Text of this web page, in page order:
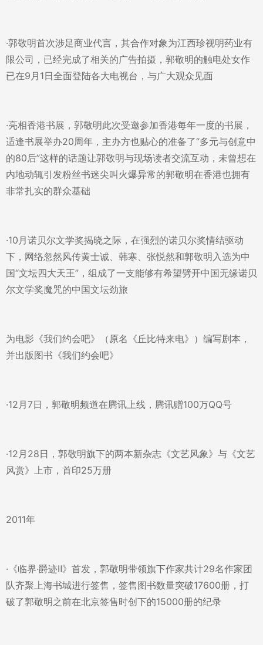
·郭敬明首次涉足商业代言，其合作对象为江西珍视明药业有
限公司，已经完成了相关的广告拍摄，郭敬明的触电处女作
已在9月1日全面登陆各大电视台，与广大观众见面
·亮相香港书展，郭敬明此次受邀参加香港每年一度的书展，
适逢书展举办20周年，主办方也贴心的准备了“多元与创意中
的80后”这样的话题让郭敬明与现场读者交流互动，未曾想在
内地动辄引发粉丝书迷尖叫火爆异常的郭敬明在香港也拥有
非常扎实的群众基础
·10月诺贝尔文学奖揭晓之际，在强烈的诺贝尔奖情结驱动
下，网络忽然风传黄士诚、韩寒、张悦然和郭敬明入选为中
国“文坛四大天王”，组成了一支能够有希望劈开中国无缘诺贝
尔文学奖魔咒的中国文坛劲旅
为电影《我们约会吧》（原名《丘比特来电》）编写剧本，
并出版图书《我们约会吧》
·12月7日，郭敬明频道在腾讯上线，腾讯赠100万QQ号
·12月28日，郭敬明旗下的两本新杂志《文艺风象》与《文艺
风赏》上市，首印25万册
2011年
·《临界·爵迹Ⅱ》首发，郭敬明带领旗下作家共计29名作家团
队齐聚上海书城进行签售，签售图书数量突破17600册，打
破了郭敬明之前在北京签售时创下的15000册的纪录